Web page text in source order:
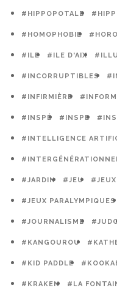
#HIPPOPOTALE
#HOMOPHOBIE
#ILE #ILE D'AIX
#INCORRUPTIBLES
#INFIRMIÈRE
#INSPÉ #INSPE
#INTELLIGENCE
#JARDIN #JEU
#JEUX PARALYMPIQUES
#JOURNALISME
#KANGOUROU
#KID PADDLE
#KRAKEN #LA